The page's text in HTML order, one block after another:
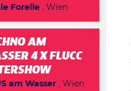
Forelle , Wien
AM
4 X FLUCC
am Wasser , Wien